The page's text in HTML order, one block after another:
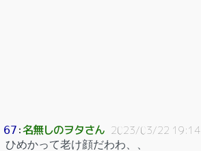
67 ：名無しのヲタさん 2023/03/22 19:14
ひめかって老け顔だわわ、、